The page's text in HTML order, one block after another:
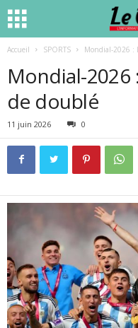
Accueil SPORTS Mondial-2026 :
Mondial-2026
de doublé
11 juin 2026 0